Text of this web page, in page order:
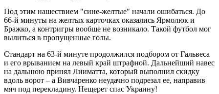
Под этим нашествием "сине-желтые" начали ошибаться. До
66-й минуты на желтых карточках оказались Ярмолюк и
Бражко, а контригры вообще не возникало. Такой футбол мог
вылиться в пропущенные голы.
Стандарт на 63-й минуте продолжился подбором от Гальвеса
и его врыванием на левый край штрафной. Дальнейший навес
на дальнюю принял Лииматта, который выполнил скидку
вдоль ворот – а Вивчаренко неудачно подрезал ее, направив
мяч под перекладину. Нещерет спас Украину!